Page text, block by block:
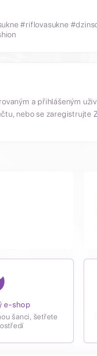
#riflovasukne
a přihlášeným
nebo se zaregistrujte
e-shop
šanci, šetřete